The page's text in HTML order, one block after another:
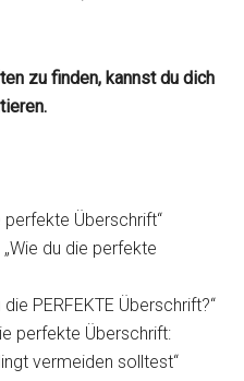
zu finden, kannst du dich
perfekte Überschrift“
. „Wie du die perfekte
PERFEKTE Überschrift?“
perfekte Überschrift:
vermeiden solltest“